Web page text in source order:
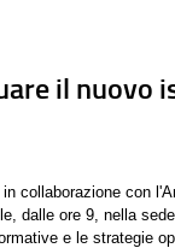
il nuovo
collaborazione con
dalle ore 9, nella
e le strategie